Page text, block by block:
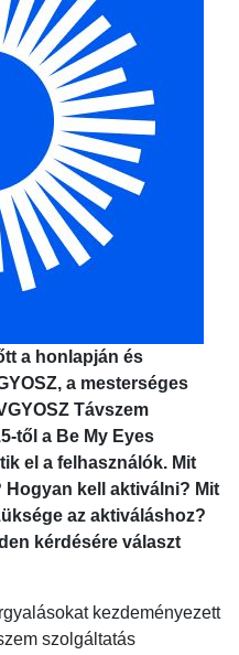
a honlapján és
a mesterséges
Távszem
től a Be My Eyes
el a felhasználók. Mit
kell aktiválni? Mit
az aktiváláshoz?
kérdésére választ
kezdeményezett
szolgáltatás